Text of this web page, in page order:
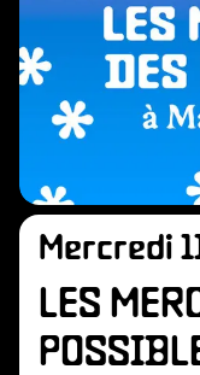
Mercredi
LES